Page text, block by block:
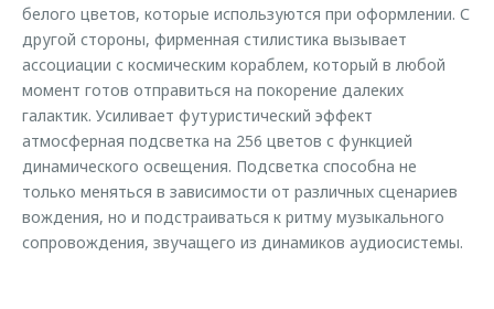
белого цветов, которые используются при оформлении. С
другой стороны, фирменная стилистика вызывает
ассоциации с космическим кораблем, который в любой
момент готов отправиться на покорение далеких
галактик. Усиливает футуристический эффект
атмосферная подсветка на 256 цветов с функцией
динамического освещения. Подсветка способна не
только меняться в зависимости от различных сценариев
вождения, но и подстраиваться к ритму музыкального
сопровождения, звучащего из динамиков аудиосистемы.